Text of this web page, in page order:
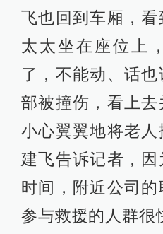
飞也回到车厢，
太太坐在座位上
了，不能动、话
部被撞伤，看上
小心翼翼地将老人
建飞告诉记者，
时间，附近公司的
参与救援的人群很